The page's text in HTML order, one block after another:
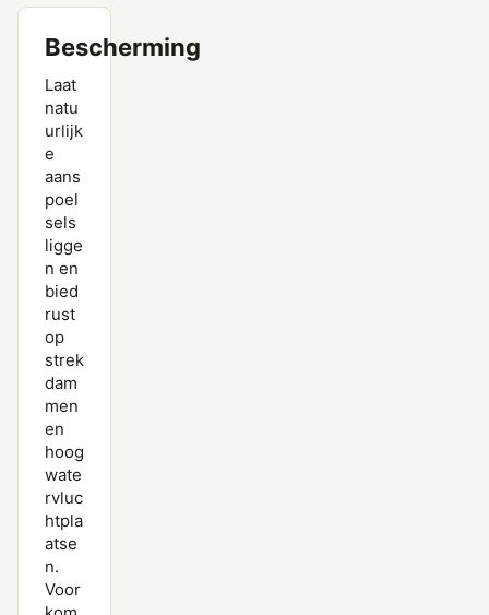
Bescherming
Laat
natu
urlijk
e
aans
poel
sels
ligge
n en
bied
rust
op
strek
dam
men
en
hoog
wate
rvluc
htpla
atse
n.
Voor